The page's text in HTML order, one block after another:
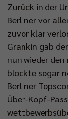
Zurück in der
Berliner vor
zuvor klar
Grankin gab
nun wieder
blockte sogar
Berliner
Über-Kopf-